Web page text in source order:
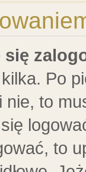
się
Po
nie, to
to